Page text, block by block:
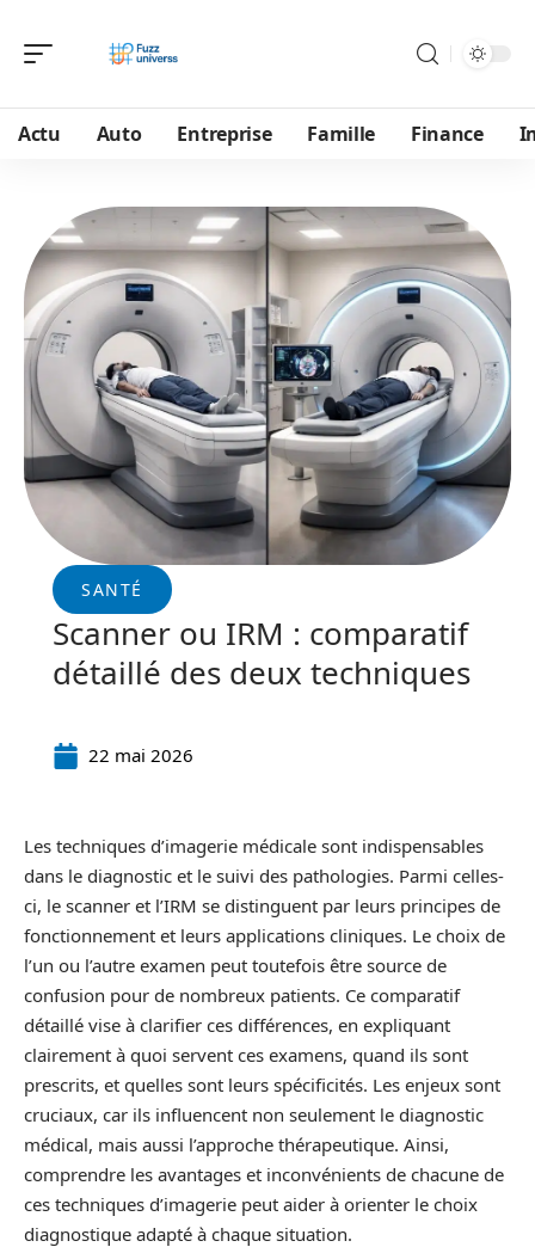
Actu Auto Entreprise Famille Finance
SANTÉ
Scanner ou IRM : comparatif
détaillé des deux techniques
22 mai 2026
Les techniques d’imagerie médicale sont indispensables
dans le diagnostic et le suivi des pathologies. Parmi celles-
ci, le scanner et l’IRM se distinguent par leurs principes de
fonctionnement et leurs applications cliniques. Le choix de
l’un ou l’autre examen peut toutefois être source de
confusion pour de nombreux patients. Ce comparatif
détaillé vise à clarifier ces différences, en expliquant
clairement à quoi servent ces examens, quand ils sont
prescrits, et quelles sont leurs spécificités. Les enjeux sont
cruciaux, car ils influencent non seulement le diagnostic
médical, mais aussi l’approche thérapeutique. Ainsi,
comprendre les avantages et inconvénients de chacune de
ces techniques d’imagerie peut aider à orienter le choix
diagnostique adapté à chaque situation.